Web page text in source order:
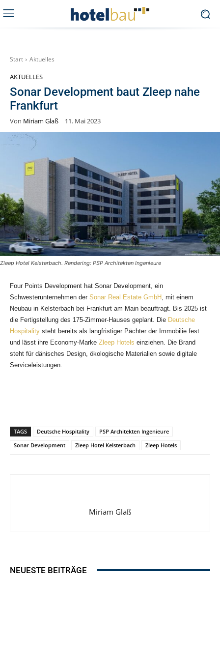
Start Aktuelles
AKTUELLES
Sonar Development baut Zleep nahe
Frankfurt
Von Miriam Glaß 11. Mai 2023
Zleep Hotel Kelsterbach. Rendering: PSP Architekten Ingenieure
Four Points Development hat Sonar Development, ein
Schwesterunternehmen der Sonar Real Estate GmbH , mit einem
Neubau in Kelsterbach bei Frankfurt am Main beauftragt. Bis 2025 ist
die Fertigstellung des 175-Zimmer-Hauses geplant. Die Deutsche
Hospitality steht bereits als langfristiger Pächter der Immobilie fest
und lässt ihre Economy-Marke Zleep Hotels einziehen. Die Brand
steht für dänisches Design, ökologische Materialien sowie digitale
Serviceleistungen.
TAGS Deutsche Hospitality
PSP Architekten Ingenieure
Sonar Development
Zleep Hotel Kelsterbach Zleep Hotels
Miriam Glaß
NEUESTE BEITRÄGE